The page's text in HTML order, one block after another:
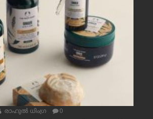
രാഹുല്‍ ധിംഗ്ര 0